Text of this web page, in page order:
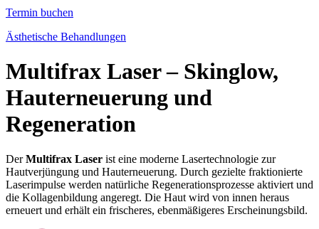
Termin buchen
Ästhetische Behandlungen
Multifrax Laser – Skinglow,
Hauterneuerung und
Regeneration
DerMultifrax Laser ist eine moderne Lasertechnologie zur
Hautverjüngung und Hauterneuerung. Durch gezielte fraktionierte
Laserimpulse werden natürliche Regenerationsprozesse aktiviert und
die Kollagenbildung angeregt. Die Haut wird von innen heraus
erneuert und erhält ein frischeres, ebenmäßigeres Erscheinungsbild.